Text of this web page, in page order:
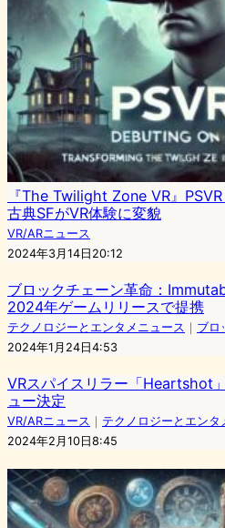
『The Twilight Zone VR』
古典SFがVR体験に変貌
VR/ARニュース
2024年3月14日20:12
ブロックチェーン革命：
2024年ゲームリリースで提携
テクノロジーとエンタメニュース ｜ ブロ
2024年1月24日4:53
VRスパイスリラー「Heartshot
ュー決定
VR/ARニュース ｜ テクノロジーとエンタ
2024年2月10日8:45